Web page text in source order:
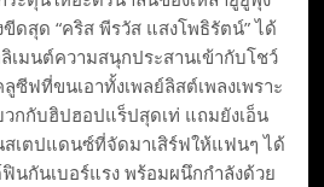
ดสุด “คริส พีรวัส แสงโพธิรัตน์” ได้
เมนต์ความสนุกประสานเข้ากับโชว์
ซีฟที่ขนเอาทั้งเพลย์ลิสต์เพลงเพราะ
กกับฮิปฮอปแร็ปสุดเท่ แถมยังเอ็น
สเตปแดนซ์ที่จัดมาเสิร์ฟให้แฟนๆ ได้
นกันเบอร์แรง พร้อมผนึกกำลังด้วย